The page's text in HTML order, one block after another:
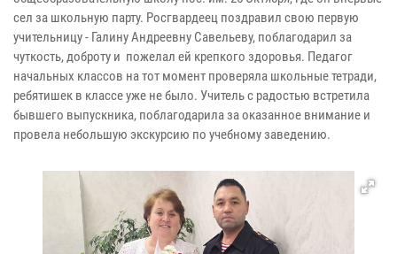
сел за школьную парту. Росгвардеец поздравил свою первую
учительницу - Галину Андреевну Савельеву, поблагодарил за
чуткость, доброту и пожелал ей крепкого здоровья. Педагог
начальных классов на тот момент проверяла школьные тетради,
ребятишек в классе уже не было. Учитель с радостью встретила
бывшего выпускника, поблагодарила за оказанное внимание и
провела небольшую экскурсию по учебному заведению.